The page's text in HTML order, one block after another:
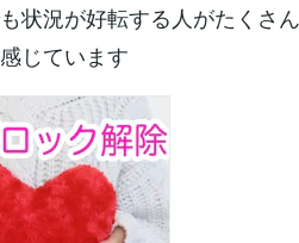
状況が好転する人がたくさ
じています